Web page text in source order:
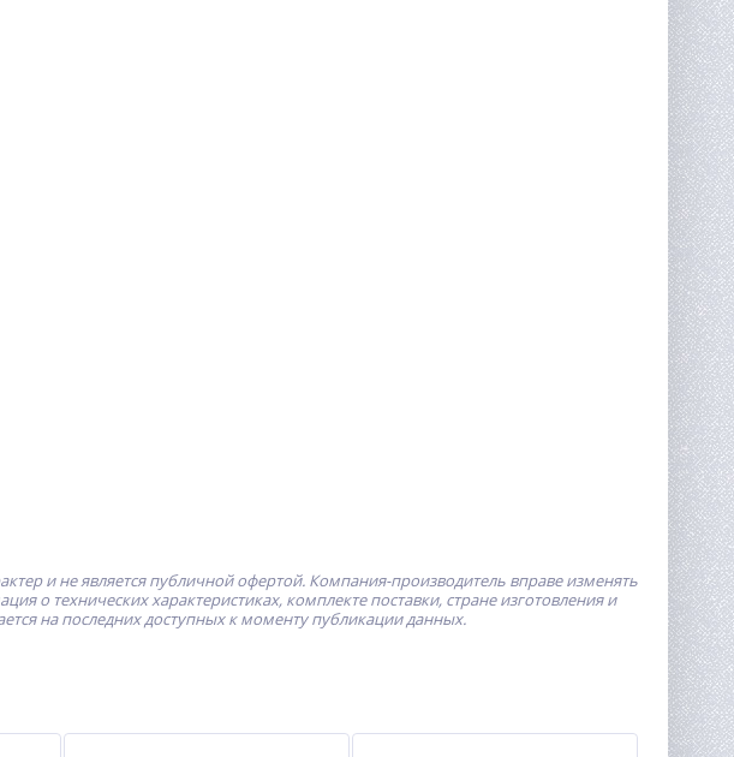
и не является публичной офертой. Компания-производитель вправе изменять
о технических характеристиках, комплекте поставки, стране изготовления и
на последних доступных к моменту публикации данных.